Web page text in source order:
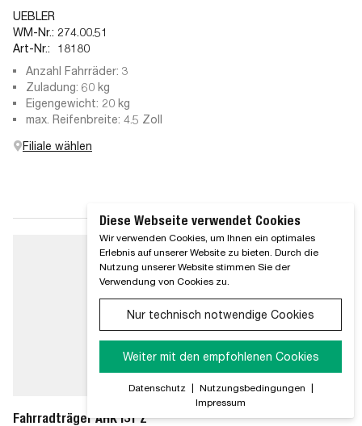
UEBLER
WM-Nr.: 274.00.51
Art-Nr.:
18180
Anzahl Fahrräder: 3
Zuladung: 60 kg
Eigengewicht: 20 kg
max. Reifenbreite: 4.5 Zoll
Filiale wählen
Fahrradträger AHK i31 Z
Diese Webseite verwendet Cookies
Wir verwenden Cookies, um Ihnen ein optimales
Erlebnis auf unserer Website zu bieten. Durch die
Nutzung unserer Website stimmen Sie der
Verwendung von Cookies zu.
Nur technisch notwendige Cookies
Weiter mit den empfohlenen Cookies
Datenschutz | Nutzungsbedingungen |
Impressum